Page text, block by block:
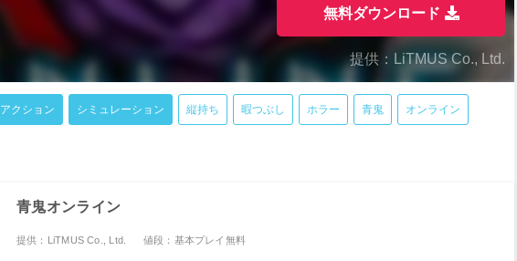
無料ダウンロード
提供：LiTMUS Co., Ltd.
アクション シミュレーション 縦持ち 暇つぶし ホラー 青鬼 オンライン
青鬼オンライン
提供：LiTMUS Co., Ltd. 値段：基本プレイ無料